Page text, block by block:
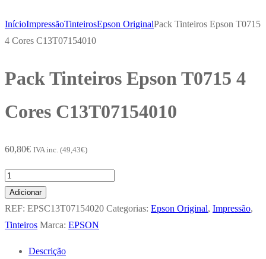
InícioImpressãoTinteirosEpson OriginalPack Tinteiros Epson T0715
4 Cores C13T07154010
Pack Tinteiros Epson T0715 4
Cores C13T07154010
60,80€ IVA inc. (49,43€)
Quantidade
de
Pack
Tinteiros
Adicionar
REF: EPSC13T07154020 Categorias: Epson Original, Impressão,
Tinteiros Marca: EPSON
Descrição